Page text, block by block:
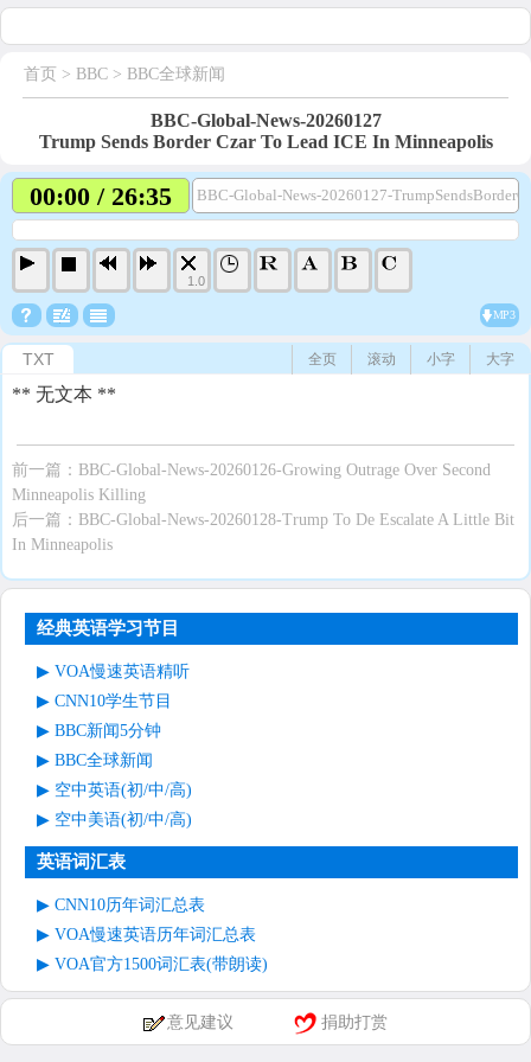
首页 > BBC > BBC全球新闻
BBC-Global-News-20260127
Trump Sends Border Czar To Lead ICE In Minneapolis
00:00 / 26:35 BBC-Global-News-20260127-
1.0
MP3
TXT 大字
小字
滚动
全页
** 无文本 **
前一篇： BBC-Global-News-20260126-Growing Outrage Over Second
Minneapolis Killing
后一篇： BBC-Global-News-20260128-Trump To De Escalate A Little Bit
In Minneapolis
经典英语学习节目
VOA慢速英语精听
CNN10学生节目
BBC新闻5分钟
BBC全球新闻
空中英语(初/中/高)
空中美语(初/中/高)
英语词汇表
CNN10历年词汇总表
VOA慢速英语历年词汇总表
VOA官方1500词汇表(带朗读)
意见建议 捐助打赏